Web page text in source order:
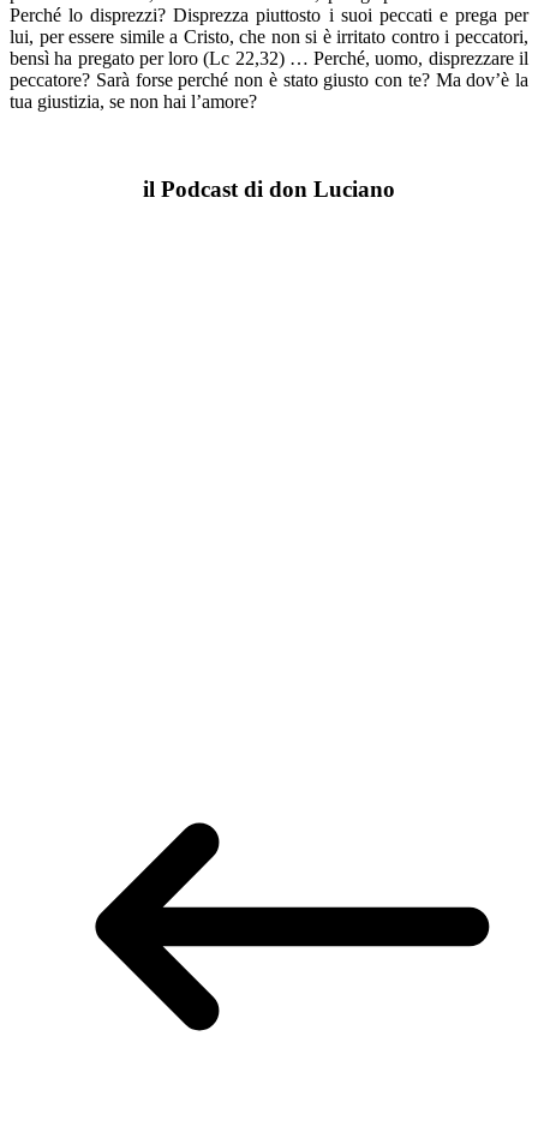
Perché lo disprezzi? Disprezza piuttosto i suoi peccati e prega per
lui, per essere simile a Cristo, che non si è irritato contro i peccatori,
bensì ha pregato per loro (Lc 22,32) … Perché, uomo, disprezzare il
peccatore? Sarà forse perché non è stato giusto con te? Ma dov’è la
tua giustizia, se non hai l’amore?
il Podcast di don Luciano